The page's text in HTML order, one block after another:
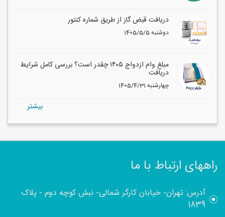
دریافت قبض گاز از طریق شماره کنتور
1405/5/5 دوشنبه
مبلغ وام ازدواج ۱۴۰۵ چقدر است؟ بررسی کامل شرایط
دریافت
1405/4/31 چهارشنبه
بيشتر
راههای ارتباط با ما
آدرس: تهران- خیابان کارگر شمالی- نبش کوچه دوم - پلاک
1839